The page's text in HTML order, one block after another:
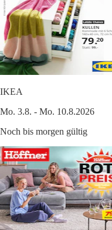
IKEA
Mo. 3.8. - Mo. 10.8.2026
Noch bis morgen gültig